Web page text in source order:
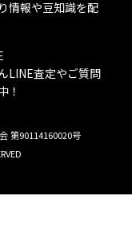
情報や豆知識を配
LINE査定やご質問
！
第90114160020号